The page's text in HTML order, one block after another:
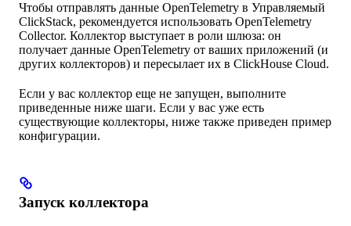
Чтобы отправлять данные OpenTelemetry в Управляемый
ClickStack, рекомендуется использовать OpenTelemetry
Collector. Коллектор выступает в роли шлюза: он
получает данные OpenTelemetry от ваших приложений (и
других коллекторов) и пересылает их в ClickHouse Cloud.
Если у вас коллектор еще не запущен, выполните
приведенные ниже шаги. Если у вас уже есть
существующие коллекторы, ниже также приведен пример
конфигурации.
Запуск коллектора